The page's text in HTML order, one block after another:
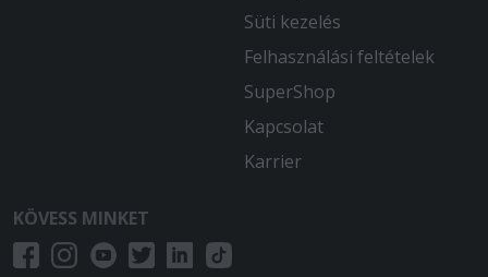
Süti kezelés
Felhasználási feltételek
SuperShop
Kapcsolat
Karrier
KÖVESS MINKET